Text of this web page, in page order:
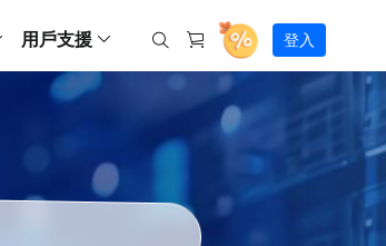
Pro
Pro
Pro
Partition Master Pro
Partition Master Enterprise
案
Todo Backup Free
Todo Backup Home
Todo Backup Mac
樂/網路攝影機畫面
RecExperts
RecExperts Mac
Video
Video
Todo PCTrans
Free
iPhone Data Transfer
用戶支援
支援中心
指南/激活碼/連絡方式
下載中心
下載並安裝軟體
登入